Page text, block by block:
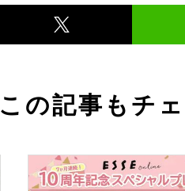
この記事もチェ